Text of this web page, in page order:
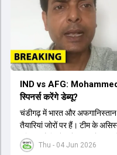
Thu - 04 Jun 2026
IND vs AFG:
स्पिनर्स करेंगे डेब्यू?
चंडीगढ़ में भारत और
तैयारियां जोरों पर हैं। टीम के
पुष्टि की है कि तेज गेंदबाज
उपलब्ध हैं। आईपीएल के दौरान